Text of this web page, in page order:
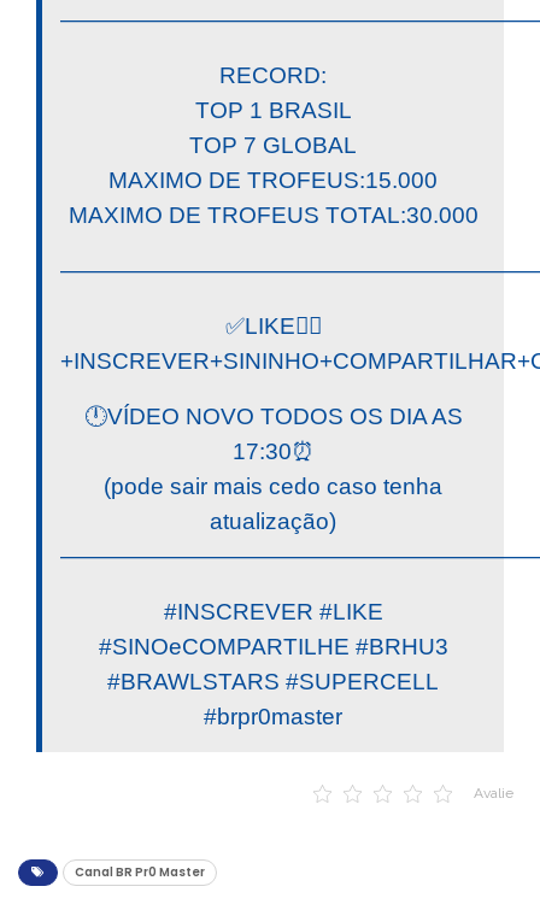
RECORD:
TOP 1 BRASIL
TOP 7 GLOBAL
MAXIMO DE TROFEUS:15.000
MAXIMO DE TROFEUS TOTAL:30.000
✅LIKE👍🏼
🕛VÍDEO NOVO TODOS OS DIA AS
17:30⏰
(pode sair mais cedo caso tenha
atualização)
#INSCREVER #LIKE
#SINOeCOMPARTILHE #BRHU3
#BRAWLSTARS #SUPERCELL
#brpr0master
Avalie
Canal BR Pr0 Master